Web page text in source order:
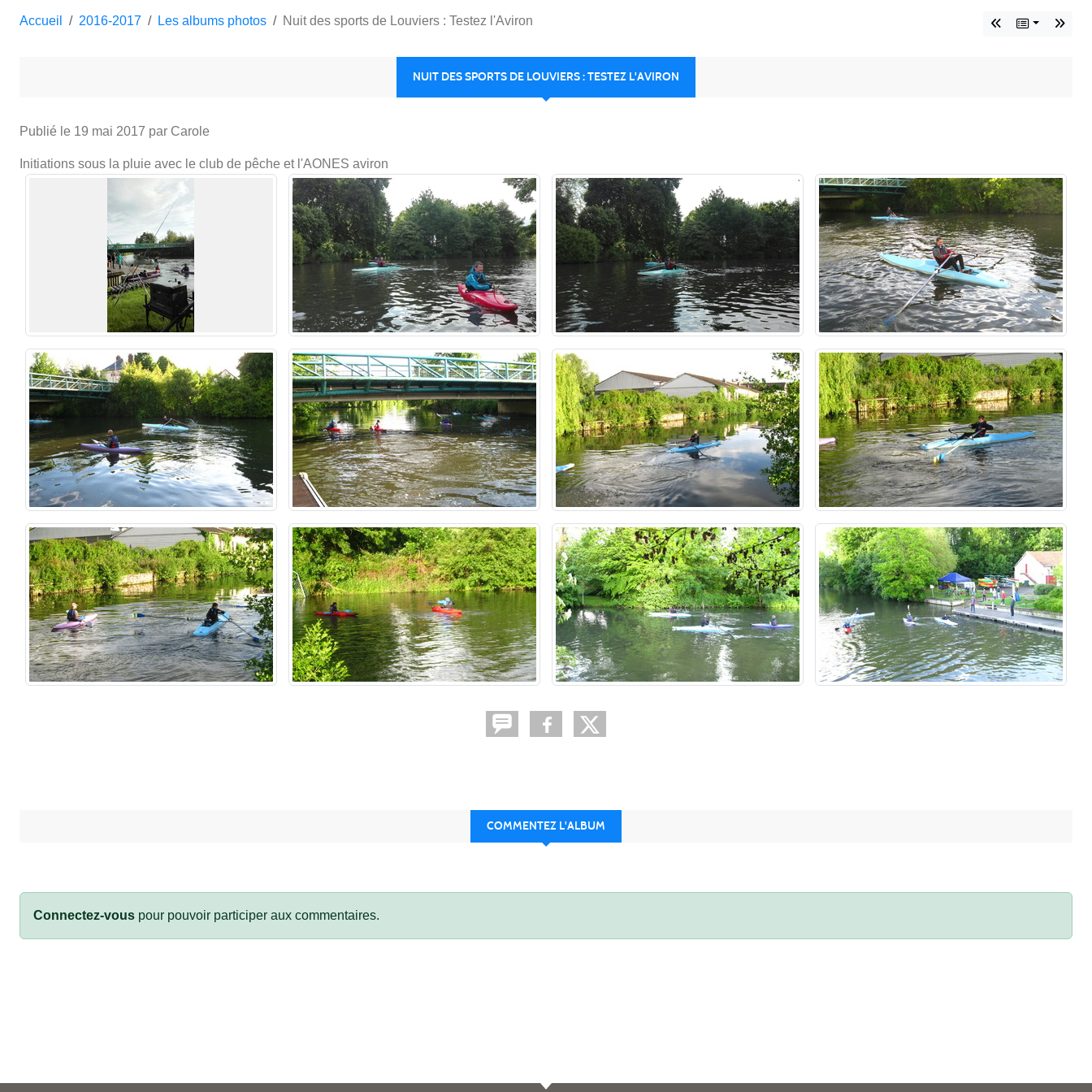
Accueil 2016-2017 Les albums photos Nuit des sports de Louviers : Testez l'Aviron
NUIT DES SPORTS DE LOUVIERS : TESTEZ L'AVIRON
Publié le 19 mai 2017 par Carole
Initiations sous la pluie avec le club de pêche et l'AONES aviron
COMMENTEZ L'ALBUM
Connectez-vous pour pouvoir participer aux commentaires.